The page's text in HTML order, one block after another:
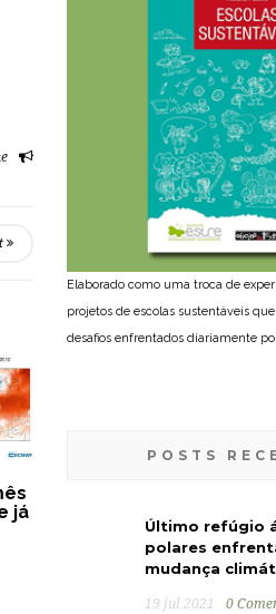
já
Elaborado como uma troca de
projetos de escolas sustentáveis
desafios enfrentados diariamente
POSTS
Último refúgio
polares
mudança
19 jul 2021 0